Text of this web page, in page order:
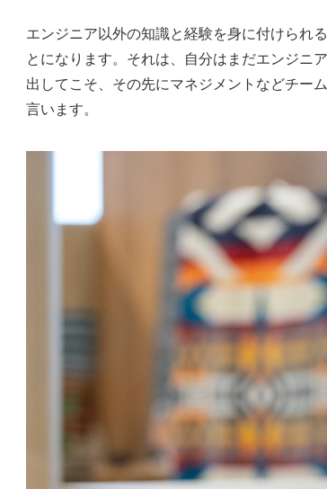
エンジニア以外の知識と経験を身に付けられ
とになります。それは、自分はまだエンジニ
出してこそ、その先にマネジメントなどチー
言います。